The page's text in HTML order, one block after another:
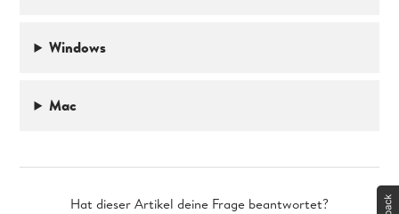
Windows
Mac
Hat dieser Artikel deine Frage beantwortet?